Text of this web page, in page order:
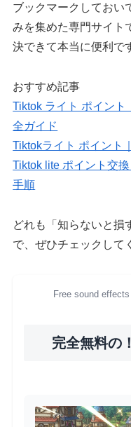
ブックマークしておい
みを集めた専門サイト
決できて本当に便利で
おすすめ記事
Tiktok ライト ポイン
全ガイド
Tiktokライト ポイント
Tiktok lite ポイント交
手順
どれも「知らないと損
で、ぜひチェックして
Free sound
完全無料の